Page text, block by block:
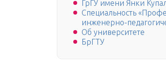
ГрГУ имени Янки
Специальность
инженерно-
Об университете
БрГТУ